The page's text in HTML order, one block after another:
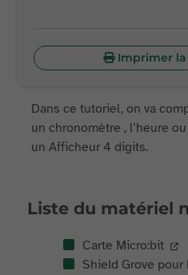
Imprimer la
Dans ce tutoriel, on va
un chronomètre , l’heure
un Afficheur 4 digits.
Liste du matériel
Carte Micro:bit
Shield Grove pour